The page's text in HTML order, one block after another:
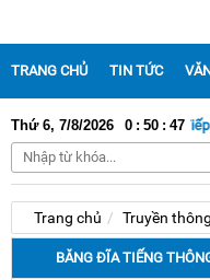
TRANG CHỦ TIN TỨC
Thứ 6, 7/8/2026 0 : 50 : 47
Tiếp nhận
Trang chủ Truyền thông
BĂNG ĐĨA TIẾNG